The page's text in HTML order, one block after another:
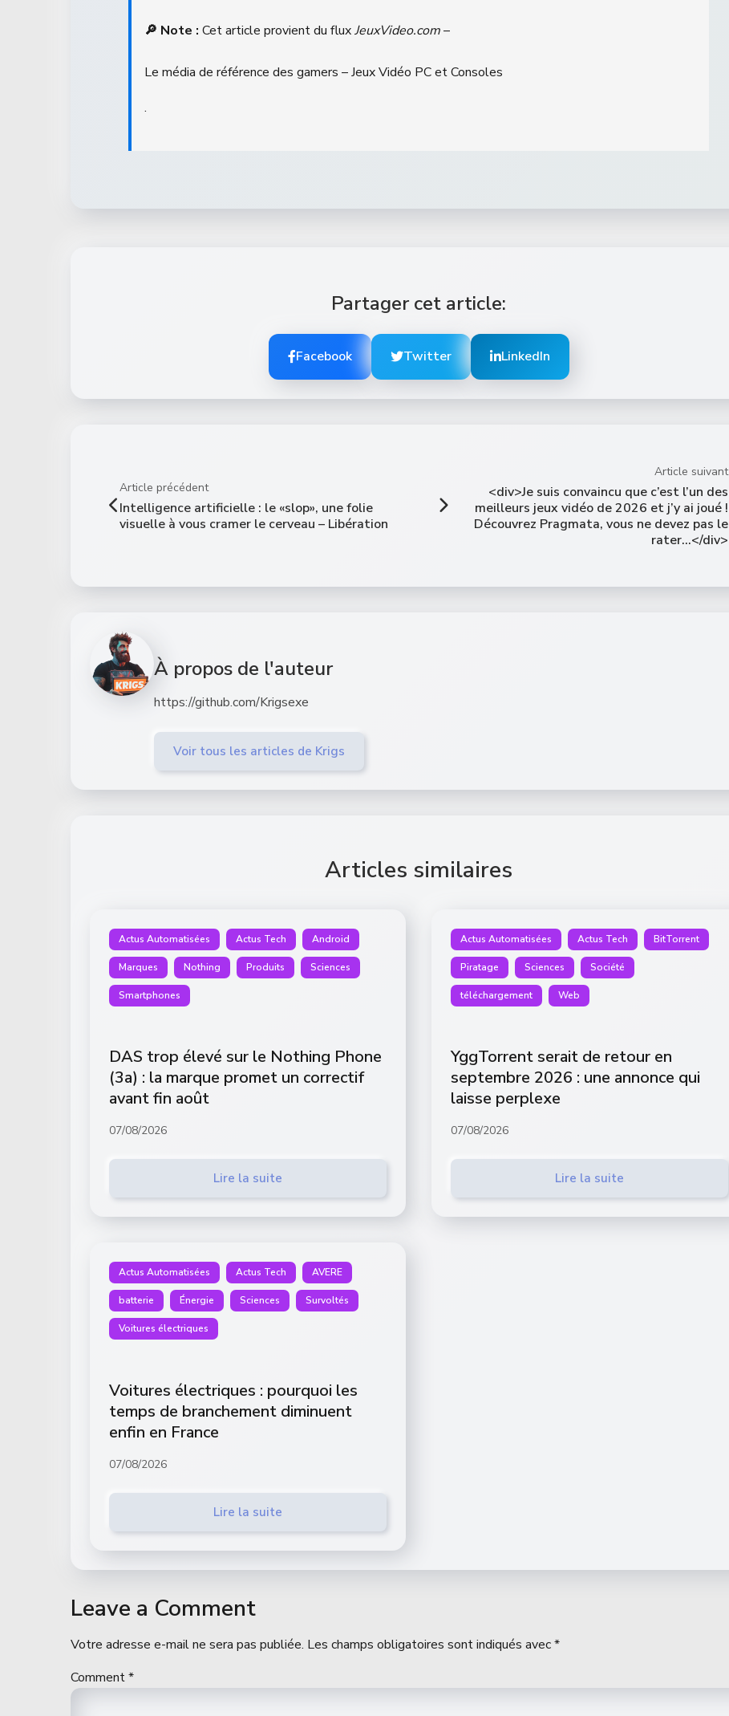
🔎 Note : Cet article provient du fluxJeuxVideo.com–
Le média de référence des gamers – Jeux Vidéo PC et Consoles
.
Partager cet article:
Facebook Twitter LinkedIn
Article précédent
Intelligence artificielle : le «slop», une folie
visuelle à vous cramer le cerveau – Libération
Article suivant
<div>Je suis convaincu que c’est l’un des
meilleurs jeux vidéo de 2026 et j’y ai joué !
Découvrez Pragmata, vous ne devez pas le
rater…</div>
À propos de l'auteur
https://github.com/Krigsexe
Voir tous les articles de Krigs
Articles similaires
Actus Automatisées Actus Tech Android
Marques Nothing Produits Sciences
Smartphones
DAS trop élevé sur le Nothing Phone
(3a) : la marque promet un correctif
avant fin août
07/08/2026
Lire la suite
Actus Automatisées Actus Tech BitTorrent
Piratage Sciences Société
téléchargement Web
YggTorrent serait de retour en
septembre 2026 : une annonce qui
laisse perplexe
07/08/2026
Lire la suite
Actus Automatisées Actus Tech AVERE
batterie Énergie Sciences Survoltés
Voitures électriques
Voitures électriques : pourquoi les
temps de branchement diminuent
enfin en France
07/08/2026
Lire la suite
Leave a Comment
Votre adresse e-mail ne sera pas publiée. Les champs obligatoires sont indiqués avec*
Comment*